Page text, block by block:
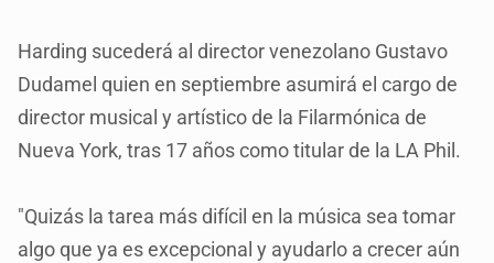
Harding sucederá al director venezolano Gustavo
Dudamel quien en septiembre asumirá el cargo de
director musical y artístico de la Filarmónica de
Nueva York, tras 17 años como titular de la LA Phil.
"Quizás la tarea más difícil en la música sea tomar
algo que ya es excepcional y ayudarlo a crecer aún